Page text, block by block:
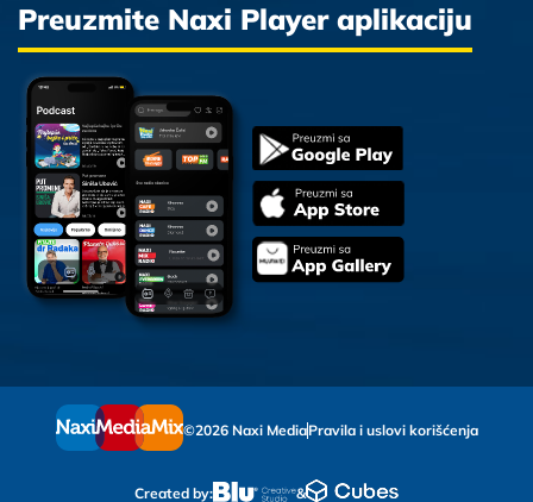
Preuzmite Naxi Player aplikaciju
©2026 Naxi MediaPravila i uslovi korišćenja
Created by: &